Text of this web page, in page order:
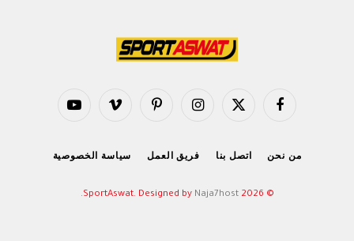
فيسبوك X
الانستغرامبينتيريستفيميو يوتيوب
من نحن اتصل بنا فريق العمل سياسة الخصوصية
© 2026 SportAswat. Designed by
Naja7host
.